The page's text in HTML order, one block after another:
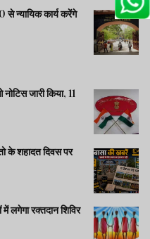
से न्यायिक कार्य करेंगे
जारी किया, 11
लगेगा रक्तदान शिविर